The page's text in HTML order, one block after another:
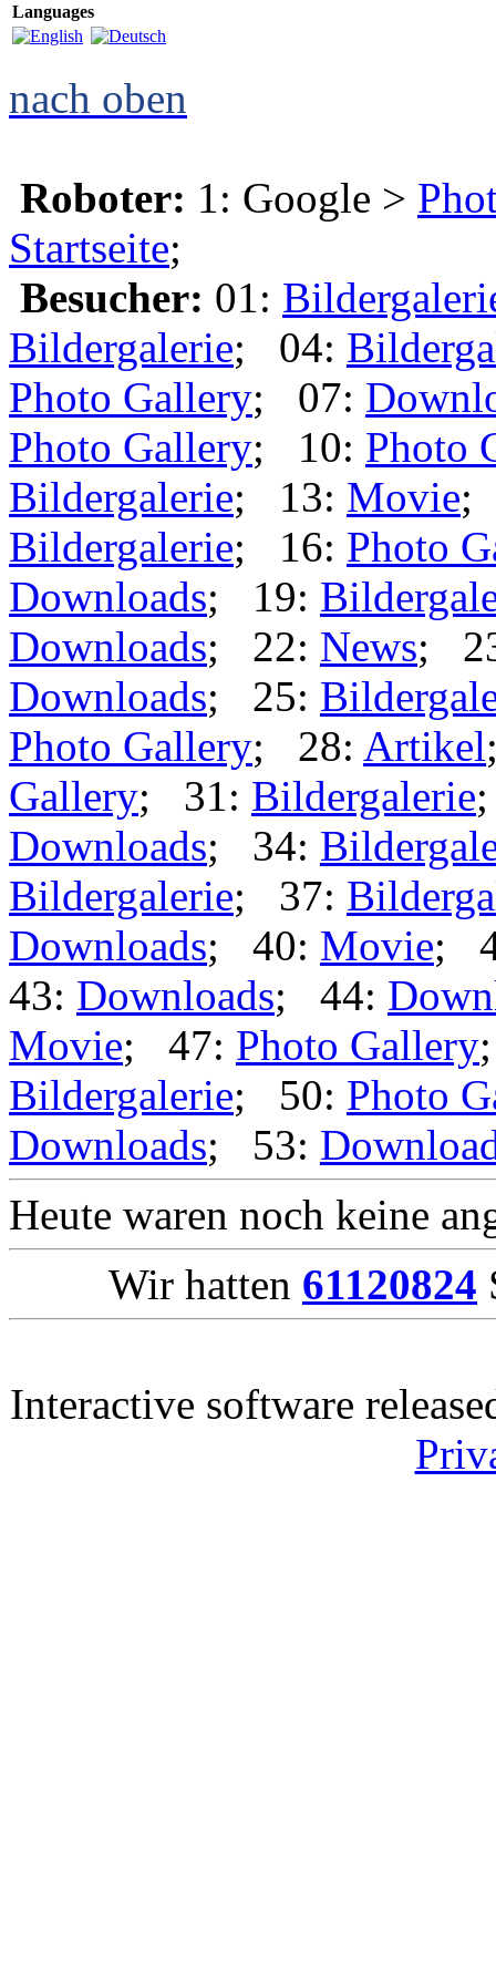
Languages
nach oben
Roboter: 1: Google >
Startseite;
Besucher: 01:
Bildergalerie; 04:
Photo Gallery; 07:
Photo Gallery; 10: Photo
Bildergalerie; 13: Movie;
Bildergalerie; 16: Photo
Downloads; 19:
Downloads; 22: News;
Downloads; 25:
Photo Gallery; 28: Artikel
Gallery; 31: Bildergalerie
Downloads; 34:
Bildergalerie; 37:
Downloads; 40: Movie;
43: Downloads; 44:
Movie; 47: Photo Gallery
Bildergalerie; 50: Photo
Downloads; 53:
Heute waren noch keine
Wir hatten 61120824
Interactive software